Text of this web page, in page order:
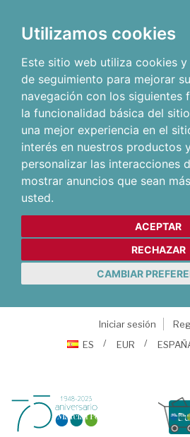
Utilizamos cookies
Este sitio web utiliza cookies
de seguimiento para mejorar
navegación con los siguientes
la funcionalidad básica del
una mejor experiencia en el
interés en nuestros productos
personalizar las interacciones
mostrar anuncios que sean
usted.
ACEPTAR
RECHAZAR
CAMBIAR
Iniciar sesión
ES
EUR